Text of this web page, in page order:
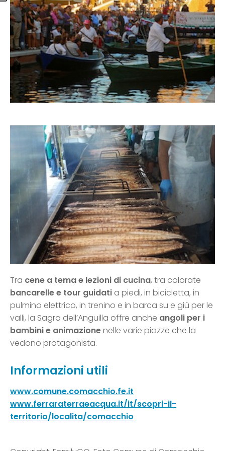
Tra cene a tema e lezioni di cucina, tra colorate
bancarelle e tour guidati a piedi, in bicicletta, in
pulmino elettrico, in trenino e in barca su e giù per le
valli, la Sagra dell’Anguilla offre anche angoli per i
bambini e animazionenelle varie piazze che la
vedono protagonista.
Informazioni utili
www.comune.comacchio.fe.it
www.ferraraterraeacqua.it/it/scopri-il-
territorio/localita/comacchio